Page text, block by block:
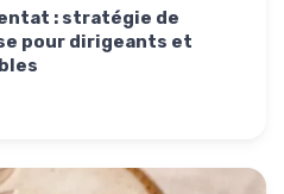
: stratégie de
pour dirigeants et